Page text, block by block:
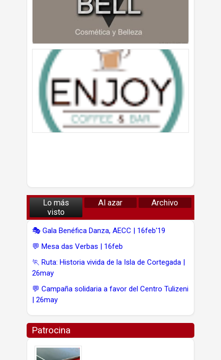
Lo más
visto
Al azar Archivo
🎭 Gala Benéfica Danza, AECC | 16feb'19
💬 Mesa das Verbas | 16feb
🏃 Ruta: Historia vivida de la Isla de Cortegada |
26may
💬 Campaña solidaria a favor del Centro Tulizeni
| 26may
Patrocina